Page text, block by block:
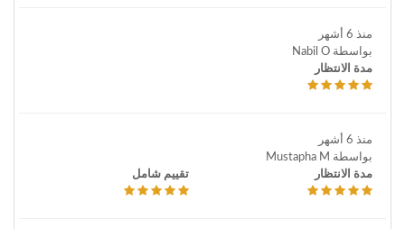
منذ 6 أشهر
بواسطة Nabil O
مدة الانتظار
منذ 6 أشهر
بواسطة Mustapha M
مدة الانتظار
تقييم شامل